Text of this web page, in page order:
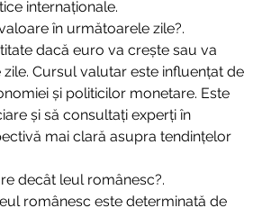
internaționale.
în următoarele zile?.
dacă euro va crește sau va
Cursul valutar este influențat de
și politicilor monetare. Este
și să consultați experți în
mai clară asupra tendințelor
decât leul românesc?.
românesc este determinată de